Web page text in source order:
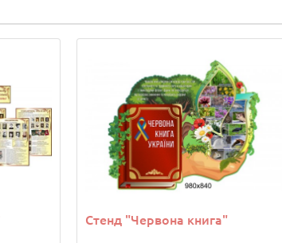
Стенд "Червона книга"